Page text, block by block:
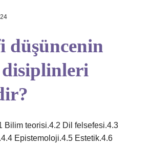
düşüncenin
disiplinleri
Bilim teorisi.4.2 Dil felsefesi.4.3
Epistemoloji.4.5 Estetik.4.6